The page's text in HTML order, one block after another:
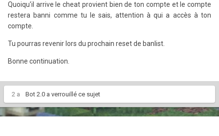
Quoiqu'il arrive le cheat provient bien de ton compte et le compte
restera banni comme tu le sais, attention à qui a accès à ton
compte.
Tu pourras revenir lors du prochain reset de banlist.
Bonne continuation.
2 a Bot 2.0 a verrouillé ce sujet